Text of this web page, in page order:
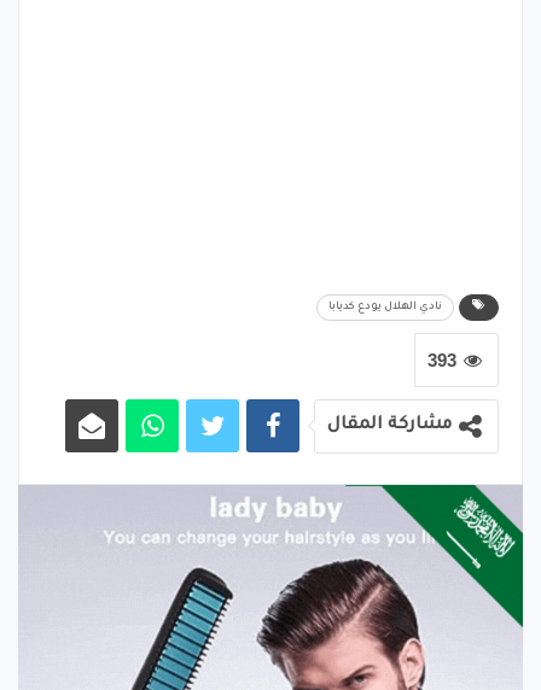
نادي الهلال يودع كديابا
393
مشاركة المقال